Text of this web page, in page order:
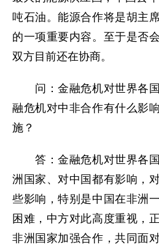
吨石油。能源合作将是胡主
的一项重要内容。至于是否
双方目前还在协商。
问：金融危机对世界各国
融危机对中非合作有什么影
施？
答：金融危机对世界各国
洲国家、对中国都有影响，
些影响，特别是中国在非洲
困难，中方对此高度重视，
非洲国家加强合作，共同面